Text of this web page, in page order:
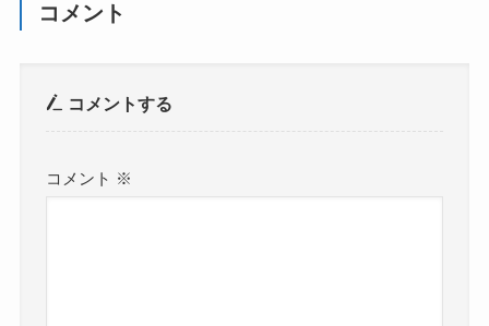
コメント
コメントする
コメント ※